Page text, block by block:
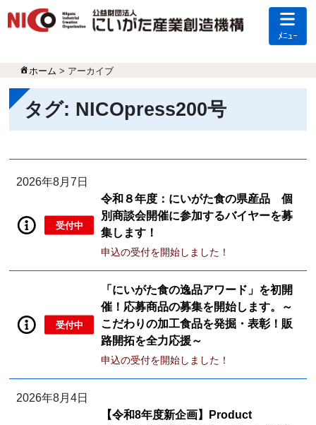
ﾒﾆｭｰ
ホーム > アーカイブ
タグ: NICOpress200号
2026年8月7日
受付中
令和８年度：にいがた食の県産品 個
別商談会開催に参加するバイヤーを募
集します！
申込の受付を開始しました！
受付中
「にいがた食の逸品アワード」を初開
催！応募商品の募集を開始します。～
こだわりの加工食品を発掘・表彰！販
路開拓を全力応援～
申込の受付を開始しました！
2026年8月4日
【令和8年度新企画】Product